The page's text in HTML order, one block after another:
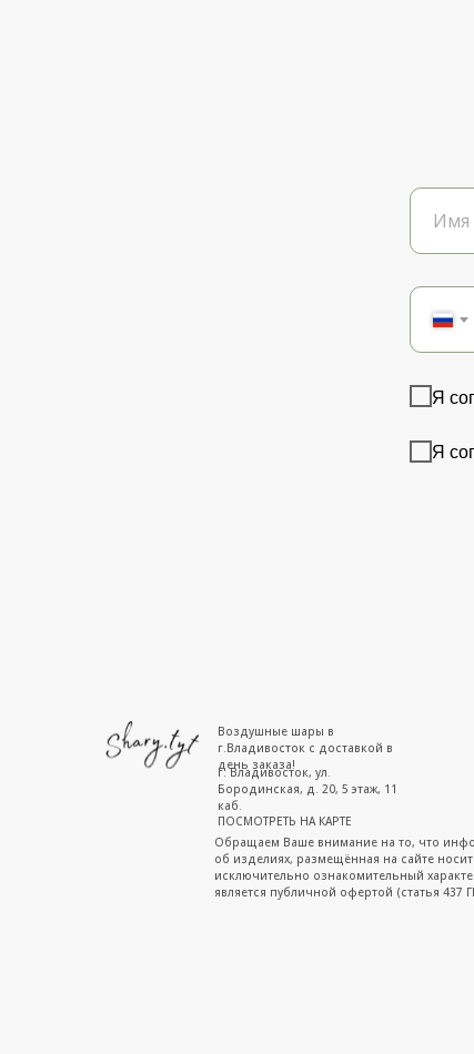
Я
Я
г. Владивосток, ул.
Бородинская, д. 20, 5 этаж, 11
каб.
ПОСМОТРЕТЬ НА КАРТЕ
Воздушные шары в
г.Владивосток с доставкой в
день заказа!
Обращаем Ваше внимание на то, что
об изделиях, размещённая на сайте носит
исключительно ознакомительный
является публичной офертой (статья 437